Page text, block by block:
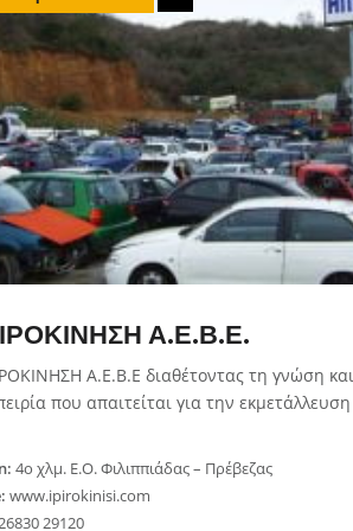
Α.Ε.Β.Ε.
Α.Ε.Β.Ε διαθέτοντας τη γνώση και
που απαιτείται για την εκμετάλλευση
4ο χλμ. Ε.Ο. Φιλιππιάδας – Πρέβεζας
www.ipirokinisi.com
29120